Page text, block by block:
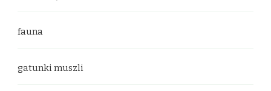
fauna
gatunki muszli